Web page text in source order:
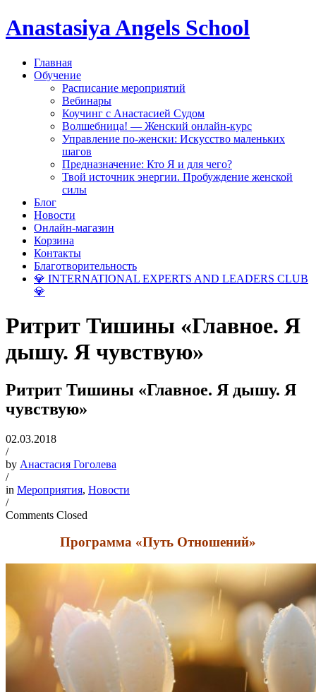
Anastasiya Angels School
Главная
Обучение
Расписание мероприятий
Вебинары
Коучинг с Анастасией Судом
Волшебница! — Женский онлайн-курс
Управление по-женски: Искусство маленьких
шагов
Предназначение: Кто Я и для чего?
Твой источник энергии. Пробуждение женской
силы
Блог
Новости
Онлайн-магазин
Корзина
Контакты
Благотворительность
💎 INTERNATIONAL EXPERTS AND LEADERS CLUB
💎
Ритрит Тишины «Главное. Я
дышу. Я чувствую»
Ритрит Тишины «Главное. Я дышу. Я
чувствую»
02.03.2018
/
by Анастасия Гоголева
/
in Мероприятия, Новости
/
Comments Closed
Программа «Путь Отношений»